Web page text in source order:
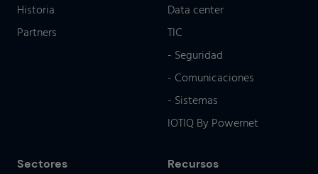
Historia
Partners
Data center
TIC
- Seguridad
- Comunicaciones
- Sistemas
IOTIQ By Powernet
Sectores Recursos